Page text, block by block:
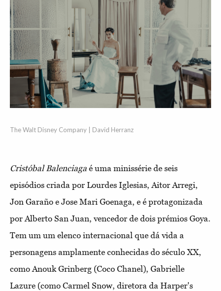
The Walt Disney Company | David Herranz
Cristóbal Balenciaga é uma minissérie de seis
episódios criada por Lourdes Iglesias, Aitor Arregi,
Jon Garaño e Jose Mari Goenaga, e é protagonizada
por Alberto San Juan, vencedor de dois prémios Goya.
Tem um um elenco internacional que dá vida a
personagens amplamente conhecidas do século XX,
como Anouk Grinberg (Coco Chanel), Gabrielle
Lazure (como Carmel Snow, diretora da Harper's